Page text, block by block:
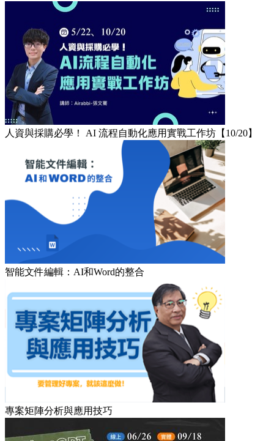
人資與採購必學！ AI 流程自動化應用實戰工作坊【10/20】
智能文件編輯：AI和Word的整合
專案矩陣分析與應用技巧